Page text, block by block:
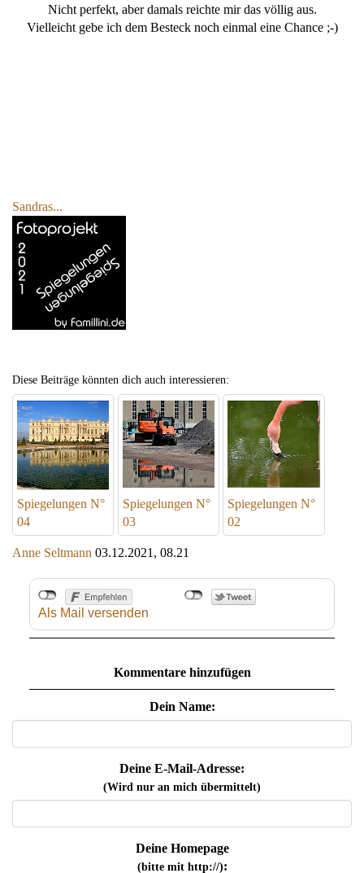
Nicht perfekt, aber damals reichte mir das völlig aus.
Vielleicht gebe ich dem Besteck noch einmal eine Chance ;-)
Sandras...
Diese Beiträge könnten dich auch interessieren:
Spiegelungen N°
04
Spiegelungen N°
03
Spiegelungen N°
02
Anne Seltmann 03.12.2021, 08.21
Als Mail versenden
Kommentare hinzufügen
Dein Name:
Deine E-Mail-Adresse:
(Wird nur an mich übermittelt)
Deine Homepage
(bitte mit http://):